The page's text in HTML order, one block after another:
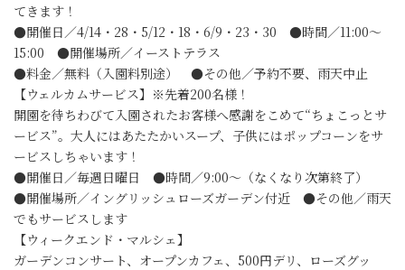
てきます！
●開催日／4/14・28・5/12・18・6/9・23・30 ●時間／11:00～
15:00 ●開催場所／イーストテラス
●料金／無料（入園料別途） ●その他／予約不要、雨天中止
【ウェルカムサービス】※先着200名様！
開園を待ちわびて入園されたお客様へ感謝をこめて“ちょこっとサ
ービス”。大人にはあたたかいスープ、子供にはポップコーンをサ
ービスしちゃいます！
●開催日／毎週日曜日 ●時間／9:00～（なくなり次第終了）
●開催場所／イングリッシュローズガーデン付近 ●その他／雨天
でもサービスします
【ウィークエンド・マルシェ】
ガーデンコンサート、オープンカフェ、500円デリ、ローズグッ